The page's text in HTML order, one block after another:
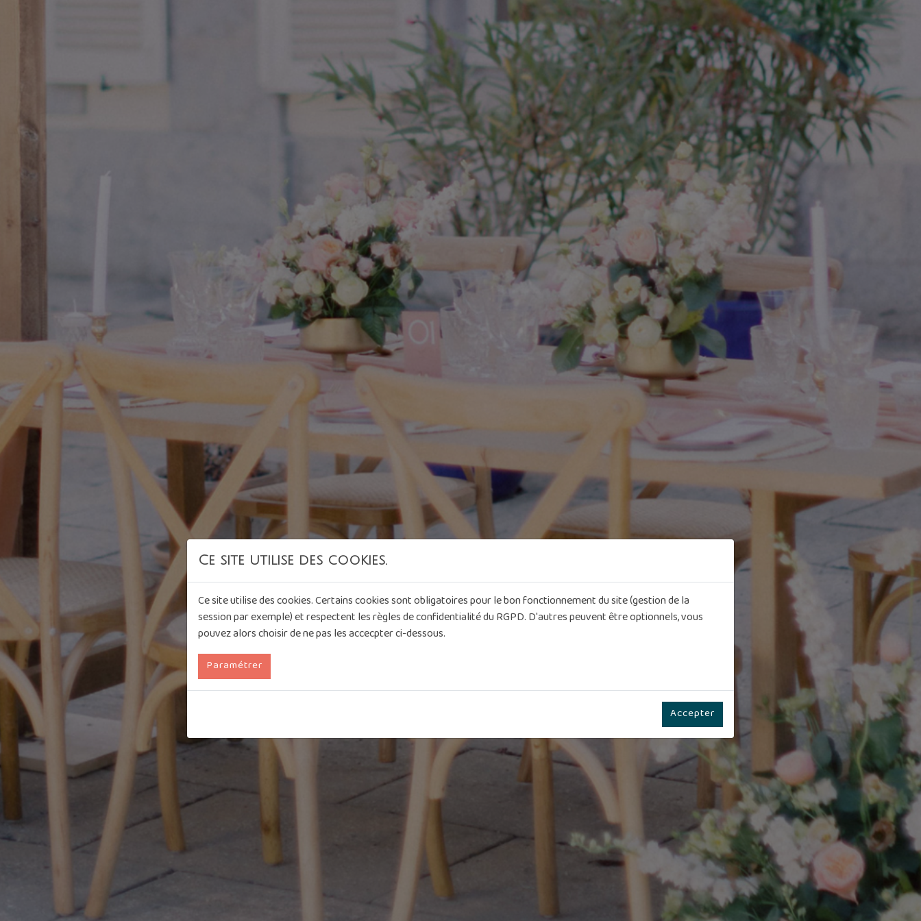
Ce site utilise des cookies.
Ce site utilise des cookies. Certains cookies sont obligatoires pour le bon fonctionnement du site (gestion de la
session par exemple) et respectent les règles de confidentialité du RGPD. D'autres peuvent être optionnels, vous
pouvez alors choisir de ne pas les accecpter ci-dessous.
Paramétrer
Accepter